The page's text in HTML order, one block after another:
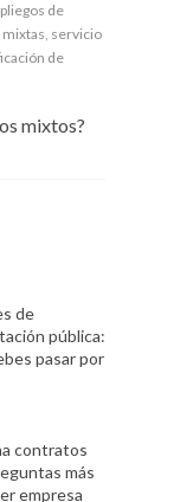
pliegos de
servicio
de
mixtos?
de
pública:
pasar por
contratos
más
empresa